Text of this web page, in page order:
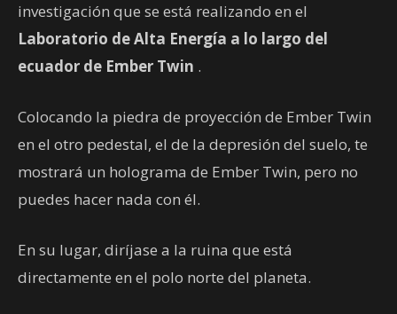
investigación que se está realizando en el
Laboratorio de Alta Energía a lo largo del
ecuador de Ember Twin .
Colocando la piedra de proyección de Ember Twin
en el otro pedestal, el de la depresión del suelo, te
mostrará un holograma de Ember Twin, pero no
puedes hacer nada con él.
En su lugar, diríjase a la ruina que está
directamente en el polo norte del planeta.